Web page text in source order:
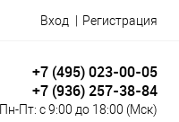
Вход Регистрация
+7 (495) 023-00-05
+7 (936) 257-38-84
Пн-Пт: с 9:00 до 18:00 (Мск)